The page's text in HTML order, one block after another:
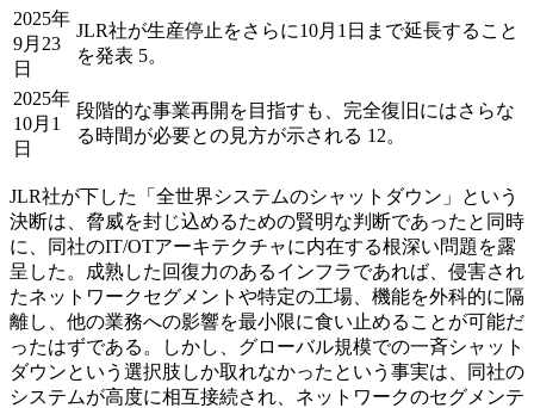
2025年
9月23
日
JLR社が生産停止をさらに10月1日まで延長すること
を発表 5。
2025年
10月1
日
段階的な事業再開を目指すも、完全復旧にはさらな
る時間が必要との見方が示される 12。
JLR社が下した「全世界システムのシャットダウン」という
決断は、脅威を封じ込めるための賢明な判断であったと同時
に、同社のIT/OTアーキテクチャに内在する根深い問題を露
呈した。成熟した回復力のあるインフラであれば、侵害され
たネットワークセグメントや特定の工場、機能を外科的に隔
離し、他の業務への影響を最小限に食い止めることが可能だ
ったはずである。しかし、グローバル規模での一斉シャット
ダウンという選択肢しか取れなかったという事実は、同社の
システムが高度に相互接続され、ネットワークのセグメンテ